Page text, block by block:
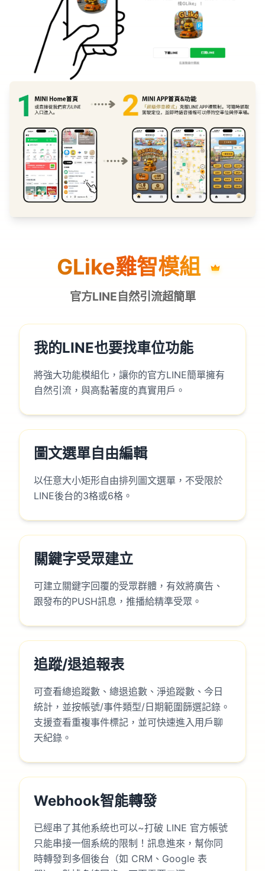
GLike雞智模組
官方LINE自然引流超簡單
我的LINE也要找車位功能
將強大功能模組化，讓你的官方LINE簡單擁有
自然引流，與高黏著度的真實用戶。
圖文選單自由編輯
以任意大小矩形自由排列圖文選單，不受限於
LINE後台的3格或6格。
關鍵字受眾建立
可建立關鍵字回覆的受眾群體，有效將廣告、
跟發布的PUSH訊息，推播給精準受眾。
追蹤/退追報表
可查看總追蹤數、總退追數、淨追蹤數、今日
統計，並按帳號/事件類型/日期範圍篩選記錄。
支援查看重複事件標記，並可快速進入用戶聊
天紀錄。
Webhook智能轉發
已經串了其他系統也可以~打破 LINE 官方帳號
只能串接一個系統的限制！訊息進來，幫你同
時轉發到多個後台（如 CRM、Google 表